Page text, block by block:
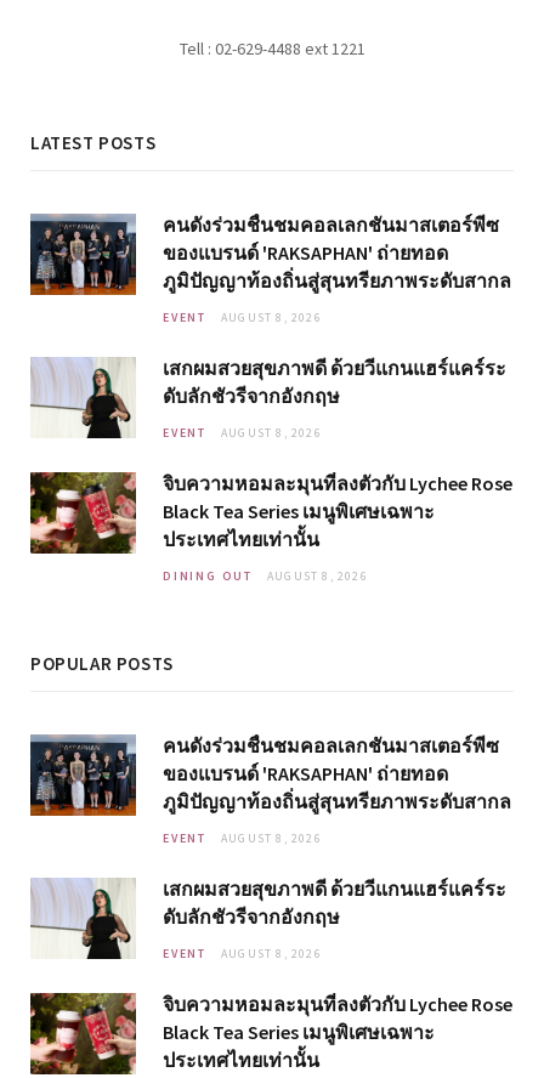
Tell : 02-629-4488 ext 1221
LATEST POSTS
คนดังร่วมชื่นชมคอลเลกชันมาสเตอร์พีซ
ของแบรนด์ 'RAKSAPHAN' ถ่ายทอด
ภูมิปัญญาท้องถิ่นสู่สุนทรียภาพระดับสากล
EVENT AUGUST 8, 2026
เสกผมสวยสุขภาพดี ด้วยวีแกนแฮร์แคร์ระ
ดับลักชัวรีจากอังกฤษ
EVENT AUGUST 8, 2026
จิบความหอมละมุนที่ลงตัวกับ Lychee Rose
Black Tea Series เมนูพิเศษเฉพาะ
ประเทศไทยเท่านั้น
DINING OUT AUGUST 8, 2026
POPULAR POSTS
คนดังร่วมชื่นชมคอลเลกชันมาสเตอร์พีซ
ของแบรนด์ 'RAKSAPHAN' ถ่ายทอด
ภูมิปัญญาท้องถิ่นสู่สุนทรียภาพระดับสากล
EVENT AUGUST 8, 2026
เสกผมสวยสุขภาพดี ด้วยวีแกนแฮร์แคร์ระ
ดับลักชัวรีจากอังกฤษ
EVENT AUGUST 8, 2026
จิบความหอมละมุนที่ลงตัวกับ Lychee Rose
Black Tea Series เมนูพิเศษเฉพาะ
ประเทศไทยเท่านั้น